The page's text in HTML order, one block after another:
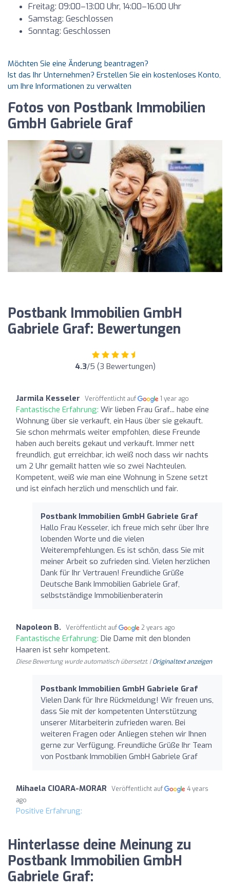
Freitag: 09:00–13:00 Uhr, 14:00–16:00 Uhr
Samstag: Geschlossen
Sonntag: Geschlossen
Möchten Sie eine Änderung beantragen?
Ist das Ihr Unternehmen? Erstellen Sie ein kostenloses Konto,
um Ihre Informationen zu verwalten
Fotos von Postbank Immobilien
GmbH Gabriele Graf
Postbank Immobilien GmbH
Gabriele Graf: Bewertungen
4.3/5 (3 Bewertungen)
Jarmila Kesseler Veröffentlicht auf 1 year ago
Fantastische Erfahrung: Wir lieben Frau Graf... habe eine
Wohnung über sie verkauft, ein Haus über sie gekauft.
Sie schon mehrmals weiter empfohlen, diese Freunde
haben auch bereits gekaut und verkauft. Immer nett
freundlich, gut erreichbar, ich weiß noch dass wir nachts
um 2 Uhr gemailt hatten wie so zwei Nachteulen.
Kompetent, weiß wie man eine Wohnung in Szene setzt
und ist einfach herzlich und menschlich und fair.
Postbank Immobilien GmbH Gabriele Graf
Hallo Frau Kesseler, ich freue mich sehr über Ihre
lobenden Worte und die vielen
Weiterempfehlungen. Es ist schön, dass Sie mit
meiner Arbeit so zufrieden sind. Vielen herzlichen
Dank für Ihr Vertrauen! Freundliche Grüße
Deutsche Bank Immobilien Gabriele Graf,
selbstständige Immobilienberaterin
Napoleon B. Veröffentlicht auf 2 years ago
Fantastische Erfahrung: Die Dame mit den blonden
Haaren ist sehr kompetent.
Diese Bewertung wurde automatisch übersetzt. |Originaltext anzeigen
Postbank Immobilien GmbH Gabriele Graf
Vielen Dank für Ihre Rückmeldung! Wir freuen uns,
dass Sie mit der kompetenten Unterstützung
unserer Mitarbeiterin zufrieden waren. Bei
weiteren Fragen oder Anliegen stehen wir Ihnen
gerne zur Verfügung. Freundliche Grüße Ihr Team
von Postbank Immobilien GmbH Gabriele Graf
Mihaela CIOARA-MORAR Veröffentlicht auf
4 years
ago
Positive Erfahrung:
Hinterlasse deine Meinung zu
Postbank Immobilien GmbH
Gabriele Graf: